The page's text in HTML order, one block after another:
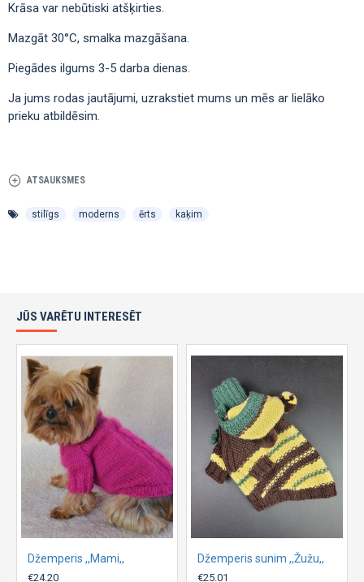
Krāsa var nebūtiski atšķirties.
Mazgāt 30°C, smalka mazgāšana.
Piegādes ilgums 3-5 darba dienas.
Ja jums rodas jautājumi, uzrakstiet mums un mēs ar lielāko
prieku atbildēsim.
ATSAUKSMES
stilīgs moderns ērts kaķim
JŪS VARĒTU INTERESĒT
Džemperis ,,Mami,,
€24.20
Džemperis sunim ,,Žužu,,
€25.01